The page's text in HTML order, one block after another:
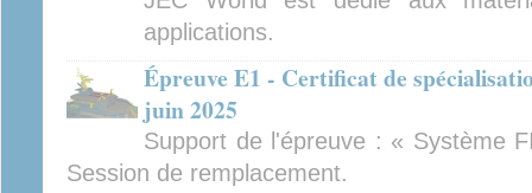
applications.
Épreuve E1 - Certificat de
juin 2025
Support de l'épreuve : « Système
Session de remplacement.